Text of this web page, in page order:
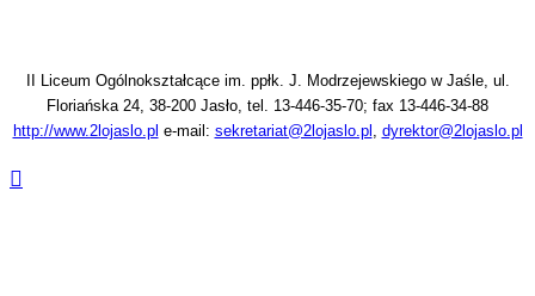
II Liceum Ogólnokształcące im. ppłk. J. Modrzejewskiego w Jaśle, ul.
Floriańska 24, 38-200 Jasło, tel. 13-446-35-70; fax 13-446-34-88
http://www.2lojaslo.pl e-mail: sekretariat@2lojaslo.pl , dyrektor@2lojaslo.pl